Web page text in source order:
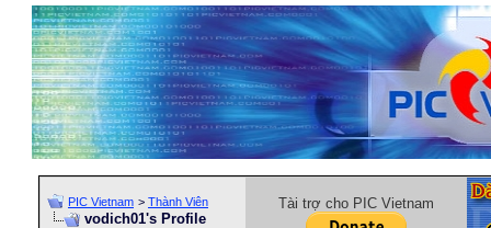
PIC Vietnam > Thành Viên
vodich01's Profile
Tài trợ cho PIC Vietnam